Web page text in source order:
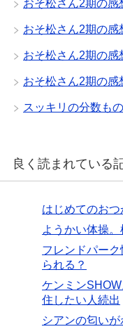
おそ松さん2期の感
おそ松さん2期の感
おそ松さん2期の感
おそ松さん2期の感
スッキリの分数も
良く読まれている
はじめてのお
ようかい体操
フレンドパー
られる？
ケンミン
住したい人続出
シアンの匂い